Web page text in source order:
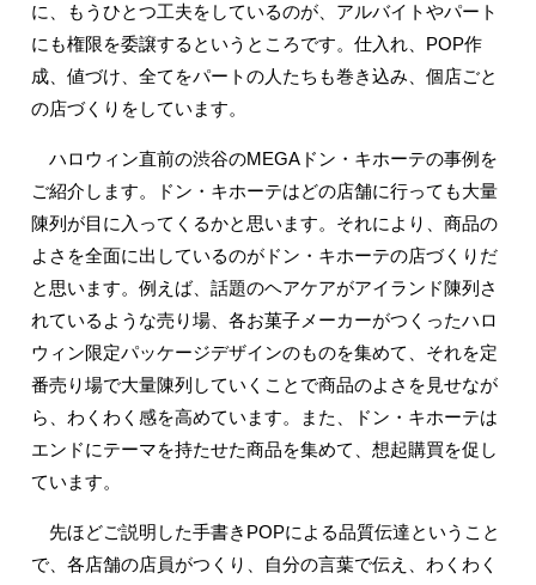
に、もうひとつ工夫をしているのが、アルバイトやパート
にも権限を委譲するというところです。仕入れ、POP作
成、値づけ、全てをパートの人たちも巻き込み、個店ごと
の店づくりをしています。
ハロウィン直前の渋谷のMEGAドン・キホーテの事例を
ご紹介します。ドン・キホーテはどの店舗に行っても大量
陳列が目に入ってくるかと思います。それにより、商品の
よさを全面に出しているのがドン・キホーテの店づくりだ
と思います。例えば、話題のヘアケアがアイランド陳列さ
れているような売り場、各お菓子メーカーがつくったハロ
ウィン限定パッケージデザインのものを集めて、それを定
番売り場で大量陳列していくことで商品のよさを見せなが
ら、わくわく感を高めています。また、ドン・キホーテは
エンドにテーマを持たせた商品を集めて、想起購買を促し
ています。
先ほどご説明した手書きPOPによる品質伝達ということ
で、各店舗の店員がつくり、自分の言葉で伝え、わくわく